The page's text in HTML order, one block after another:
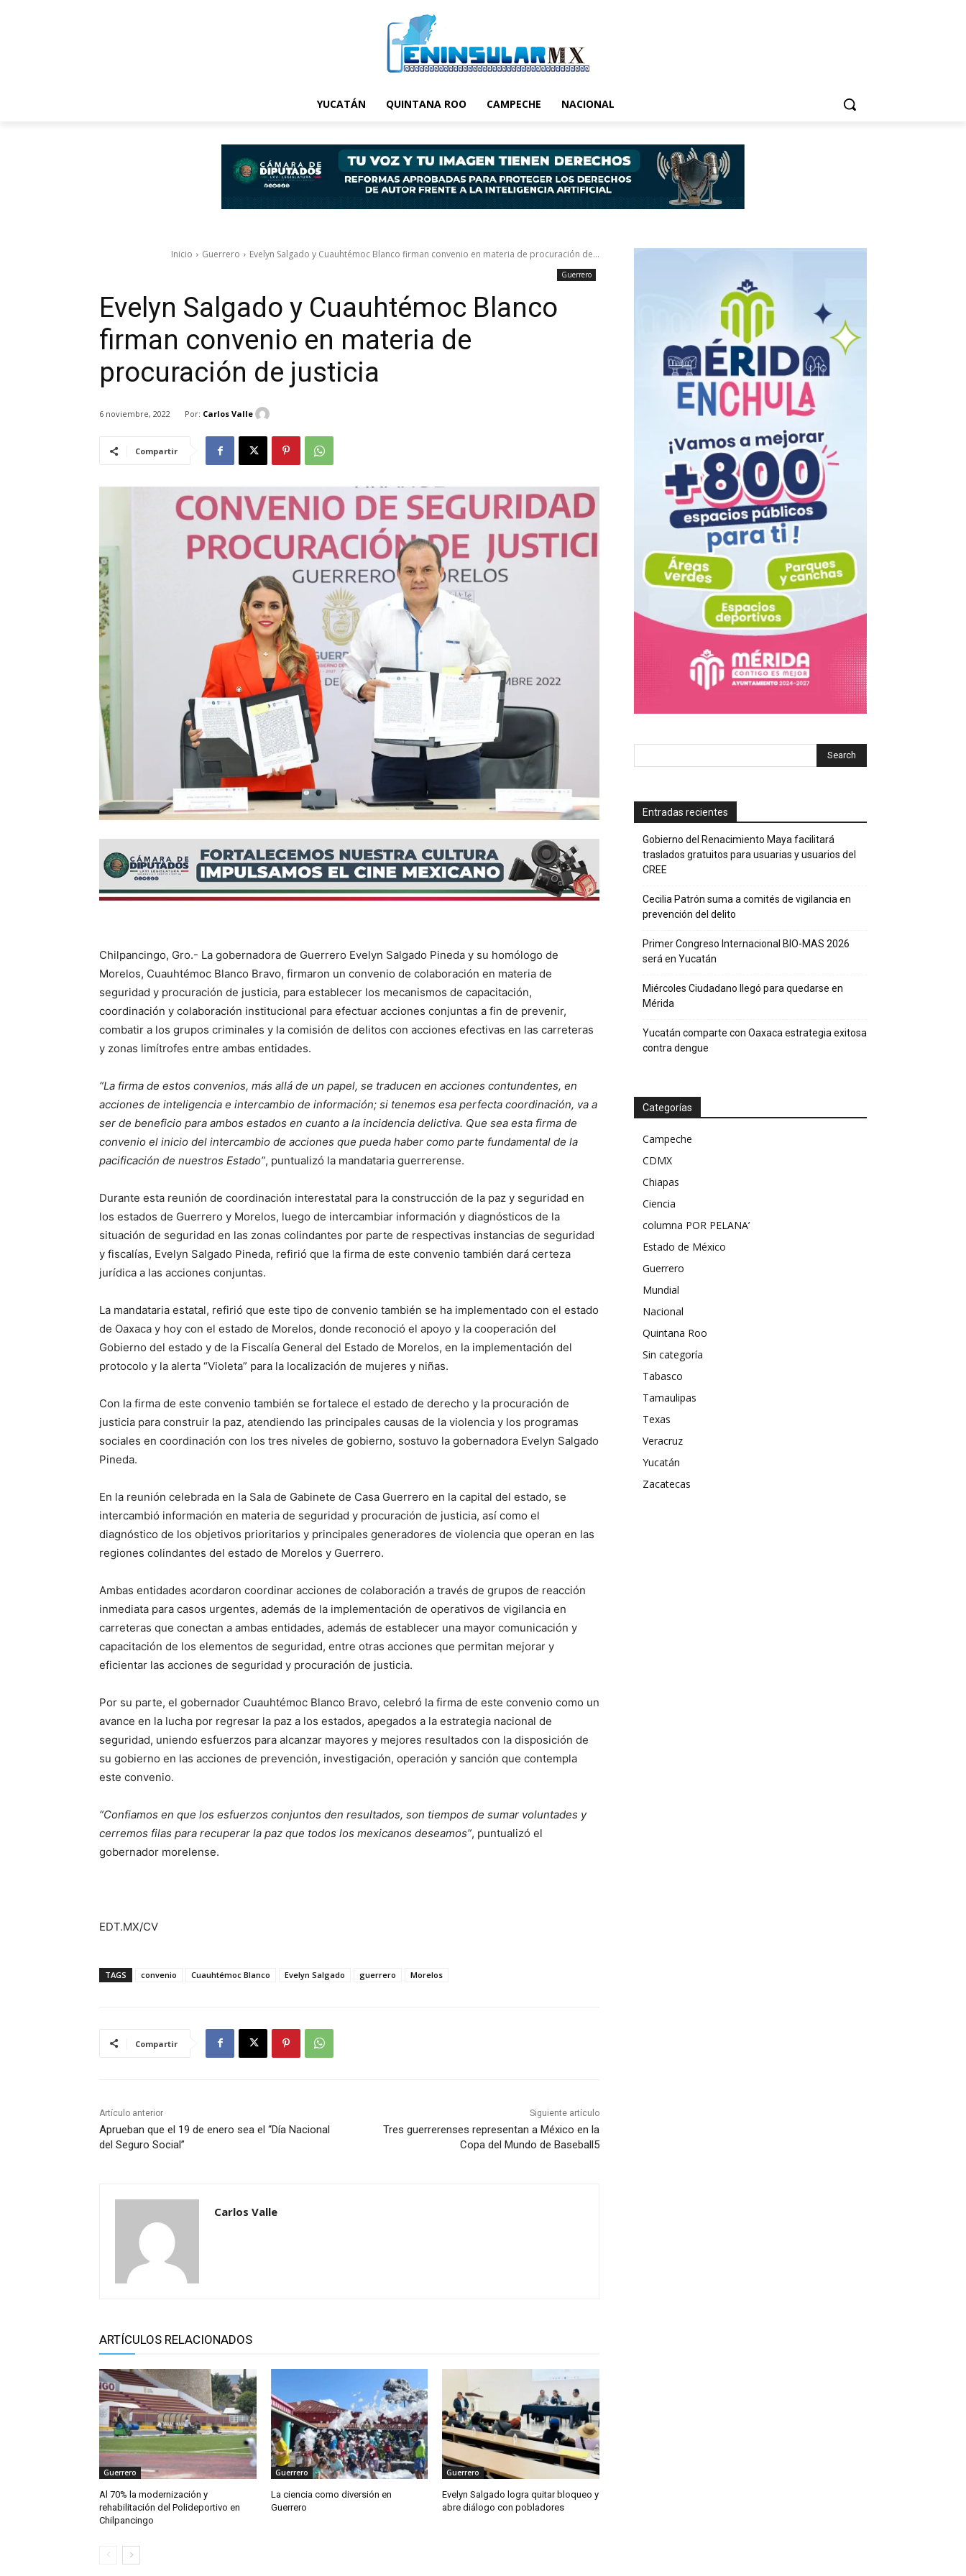
YUCATÁN QUINTANA ROO CAMPECHE NACIONAL
Inicio Guerrero Evelyn Salgado y Cuauhtémoc Blanco firman convenio en materia de procuración de...
Guerrero
Evelyn Salgado y Cuauhtémoc Blanco
firman convenio en materia de
procuración de justicia
6 noviembre, 2022 Por: Carlos Valle
Compartir
Chilpancingo, Gro.- La gobernadora de Guerrero Evelyn Salgado Pineda y su homólogo de
Morelos, Cuauhtémoc Blanco Bravo, firmaron un convenio de colaboración en materia de
seguridad y procuración de justicia, para establecer los mecanismos de capacitación,
coordinación y colaboración institucional para efectuar acciones conjuntas a fin de prevenir,
combatir a los grupos criminales y la comisión de delitos con acciones efectivas en las carreteras
y zonas limítrofes entre ambas entidades.
“La firma de estos convenios, más allá de un papel, se traducen en acciones contundentes, en
acciones de inteligencia e intercambio de información; si tenemos esa perfecta coordinación, va a
ser de beneficio para ambos estados en cuanto a la incidencia delictiva. Que sea esta firma de
convenio el inicio del intercambio de acciones que pueda haber como parte fundamental de la
pacificación de nuestros Estado”, puntualizó la mandataria guerrerense.
Durante esta reunión de coordinación interestatal para la construcción de la paz y seguridad en
los estados de Guerrero y Morelos, luego de intercambiar información y diagnósticos de la
situación de seguridad en las zonas colindantes por parte de respectivas instancias de seguridad
y fiscalías, Evelyn Salgado Pineda, refirió que la firma de este convenio también dará certeza
jurídica a las acciones conjuntas.
La mandataria estatal, refirió que este tipo de convenio también se ha implementado con el estado
de Oaxaca y hoy con el estado de Morelos, donde reconoció el apoyo y la cooperación del
Gobierno del estado y de la Fiscalía General del Estado de Morelos, en la implementación del
protocolo y la alerta “Violeta” para la localización de mujeres y niñas.
Con la firma de este convenio también se fortalece el estado de derecho y la procuración de
justicia para construir la paz, atendiendo las principales causas de la violencia y los programas
sociales en coordinación con los tres niveles de gobierno, sostuvo la gobernadora Evelyn Salgado
Pineda.
En la reunión celebrada en la Sala de Gabinete de Casa Guerrero en la capital del estado, se
intercambió información en materia de seguridad y procuración de justicia, así como el
diagnóstico de los objetivos prioritarios y principales generadores de violencia que operan en las
regiones colindantes del estado de Morelos y Guerrero.
Ambas entidades acordaron coordinar acciones de colaboración a través de grupos de reacción
inmediata para casos urgentes, además de la implementación de operativos de vigilancia en
carreteras que conectan a ambas entidades, además de establecer una mayor comunicación y
capacitación de los elementos de seguridad, entre otras acciones que permitan mejorar y
eficientar las acciones de seguridad y procuración de justicia.
Por su parte, el gobernador Cuauhtémoc Blanco Bravo, celebró la firma de este convenio como un
avance en la lucha por regresar la paz a los estados, apegados a la estrategia nacional de
seguridad, uniendo esfuerzos para alcanzar mayores y mejores resultados con la disposición de
su gobierno en las acciones de prevención, investigación, operación y sanción que contempla
este convenio.
“Confiamos en que los esfuerzos conjuntos den resultados, son tiempos de sumar voluntades y
cerremos filas para recuperar la paz que todos los mexicanos deseamos”, puntualizó el
gobernador morelense.
EDT.MX/CV
TAGS convenio Cuauhtémoc Blanco Evelyn Salgado guerrero Morelos
Compartir
Artículo anterior
Aprueban que el 19 de enero sea el “Día Nacional
del Seguro Social”
Siguiente artículo
Tres guerrerenses representan a México en la
Copa del Mundo de Baseball5
Carlos Valle
ARTÍCULOS RELACIONADOS
Guerrero
Al 70% la modernización y
rehabilitación del Polideportivo en
Chilpancingo
Guerrero
La ciencia como diversión en
Guerrero
Guerrero
Evelyn Salgado logra quitar bloqueo y
abre diálogo con pobladores
Entradas recientes
Gobierno del Renacimiento Maya facilitará
traslados gratuitos para usuarias y usuarios del
CREE
Cecilia Patrón suma a comités de vigilancia en
prevención del delito
Primer Congreso Internacional BIO-MAS 2026
será en Yucatán
Miércoles Ciudadano llegó para quedarse en
Mérida
Yucatán comparte con Oaxaca estrategia exitosa
contra dengue
Categorías
Campeche
CDMX
Chiapas
Ciencia
columna POR PELANA’
Estado de México
Guerrero
Mundial
Nacional
Quintana Roo
Sin categoría
Tabasco
Tamaulipas
Texas
Veracruz
Yucatán
Zacatecas